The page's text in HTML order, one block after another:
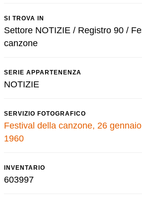
SI TROVA IN
Settore NOTIZIE / Registro 90 /
canzone
SERIE APPARTENENZA
NOTIZIE
SERVIZIO FOTOGRAFICO
Festival della canzone, 26
1960
INVENTARIO
603997